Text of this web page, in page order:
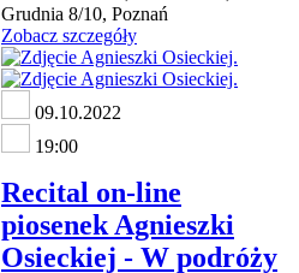
Grudnia 8/10, Poznań
Zobacz szczegóły
09.10.2022
19:00
Recital on-line
piosenek Agnieszki
Osieckiej - W podróży